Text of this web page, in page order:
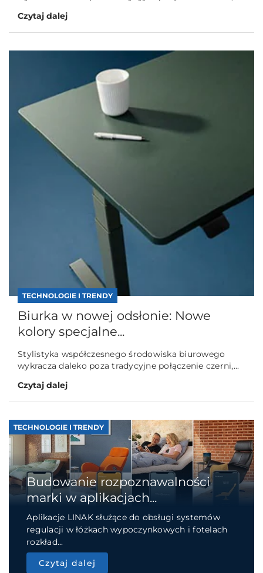
Czytaj dalej
TECHNOLOGIE I TRENDY
Biurka w nowej odsłonie: Nowe
kolory specjalne...
Stylistyka współczesnego środowiska biurowego
wykracza daleko poza tradycyjne połączenie czerni,...
Czytaj dalej
TECHNOLOGIE I TRENDY
Budowanie rozpoznawalności
marki w aplikacjach...
Aplikacje LINAK służące do obsługi systemów
regulacji w łóżkach wypoczynkowych i fotelach
rozkład...
Czytaj dalej